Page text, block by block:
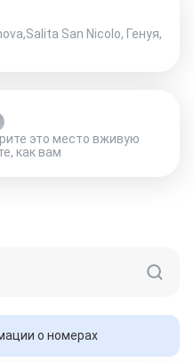
San Nicolo, Генуя,
это место вживую
как вам
о номерах